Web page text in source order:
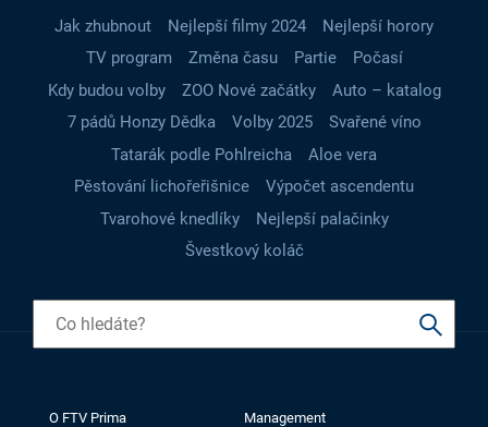
Jak zhubnout Nejlepší filmy 2024
Nejlepší horory
TV program
Změna času Partie
Počasí
Kdy budou volby
ZOO Nové začátky
Auto – katalog
7 pádů Honzy Dědka
Volby 2025
Svařené víno
Tatarák podle Pohlreicha
Aloe vera
Pěstování lichořeřišnice
Výpočet ascendentu
Tvarohové knedlíky
Nejlepší palačinky
Švestkový koláč
O FTV Prima
Management